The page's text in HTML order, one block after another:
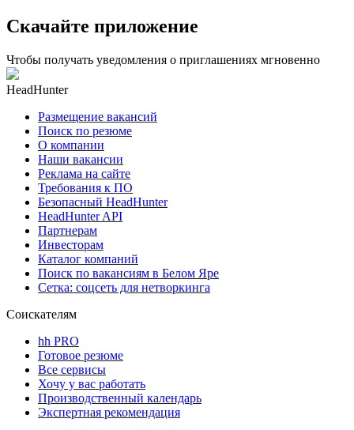
Скачайте приложение
Чтобы получать уведомления о приглашениях мгновенно
HeadHunter
Размещение вакансий
Поиск по резюме
О компании
Наши вакансии
Реклама на сайте
Требования к ПО
Безопасный HeadHunter
HeadHunter API
Партнерам
Инвесторам
Каталог компаний
Поиск по вакансиям в Белом Яре
Сетка: соцсеть для нетворкинга
Соискателям
hh PRO
Готовое резюме
Все сервисы
Хочу у вас работать
Производственный календарь
Экспертная рекомендация